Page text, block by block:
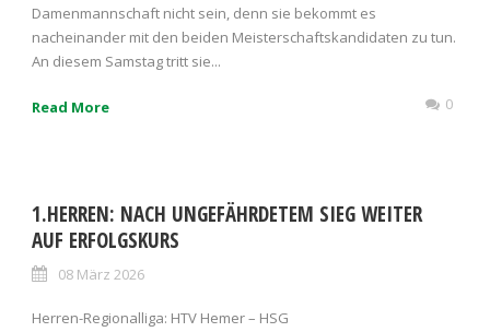
Damenmannschaft nicht sein, denn sie bekommt es
nacheinander mit den beiden Meisterschaftskandidaten zu tun.
An diesem Samstag tritt sie...
Read More 0
1.HERREN: NACH UNGEFÄHRDETEM SIEG WEITER
AUF ERFOLGSKURS
08 März 2026
Herren-Regionalliga: HTV Hemer – HSG